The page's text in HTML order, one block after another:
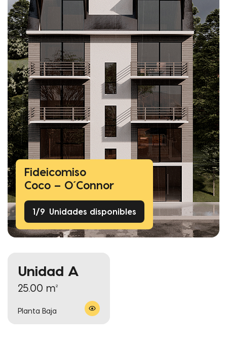
Fideicomiso
Coco – O´Connor
1/9 Unidades disponibles
Unidad A
25.00 m²
Planta Baja